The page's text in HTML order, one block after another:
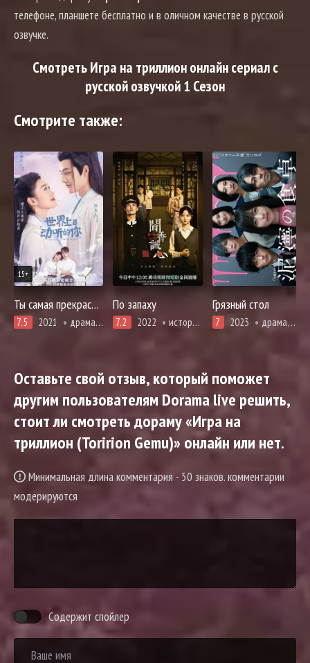
телефоне, планшете бесплатно и в оличном качестве в русской
озвучке.
Смотреть Игра на триллион онлайн сериал с
русской озвучкой 1 Сезон
Смотрите также:
15+
Ты самая прекрасная в этом мире
7.5 2021 драма, первая любовь, комедия, мелодрама, про молодость и любовь, адаптация новел, романтика
По запаху
7.2 2022 история, мистика, романтика, про призраков, демонов и сверхъестественное, смерть
Грязный стол
7 2023 драма, адаптация манги
Оставьте свой отзыв, который поможет
другим пользователям Dorama live решить,
стоит ли смотреть дораму «Игра на
триллион (Toririon Gemu)» онлайн или нет.
Минимальная длина комментария - 50 знаков. комментарии
модерируются
Содержит спойлер